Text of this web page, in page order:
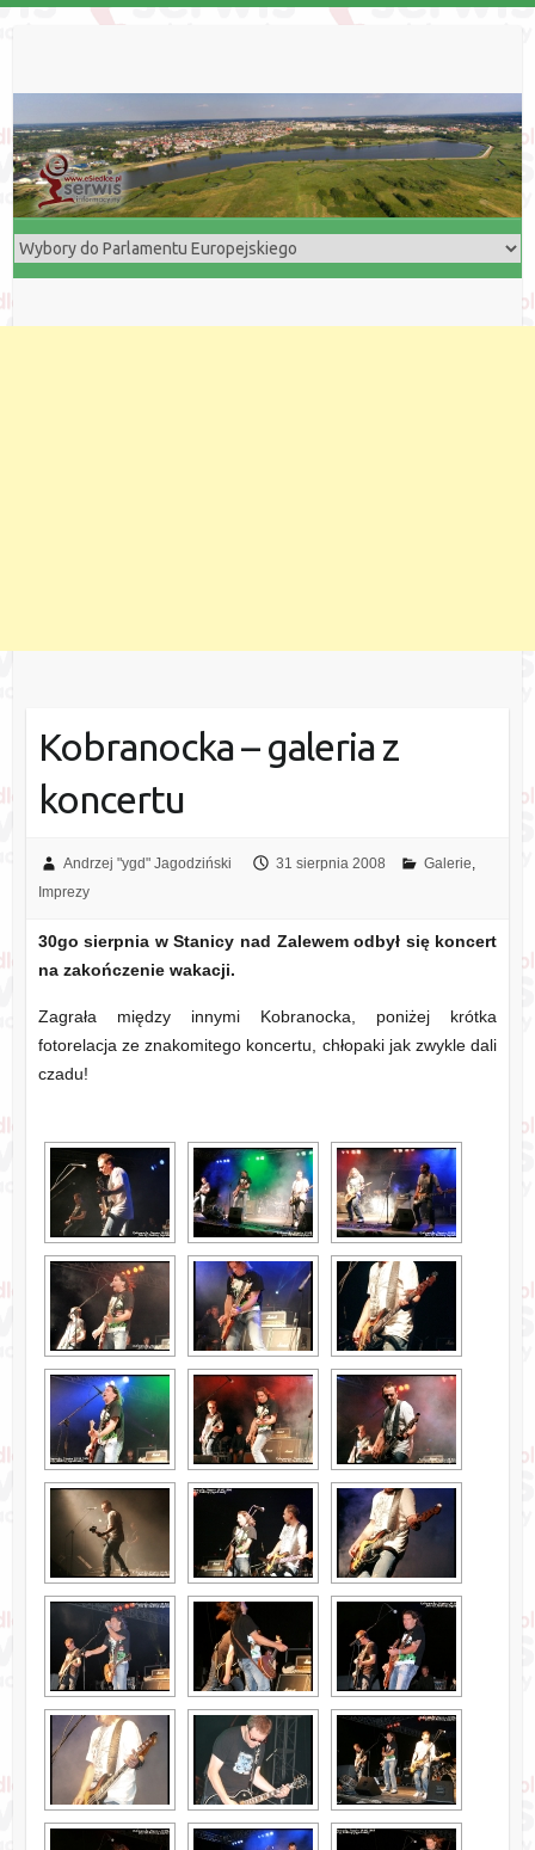
Kobranocka – galeria z
koncertu
Andrzej "ygd" Jagodziński 31 sierpnia 2008 Galerie,
Imprezy
30go sierpnia w Stanicy nad Zalewem odbył się koncert
na zakończenie wakacji.
Zagrała między innymi Kobranocka, poniżej krótka
fotorelacja ze znakomitego koncertu, chłopaki jak zwykle dali
czadu!